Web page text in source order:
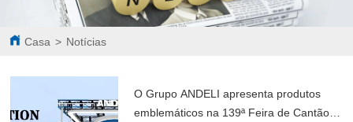
Casa > Notícias
O Grupo ANDELI apresenta produtos
emblemáticos na 139ª Feira de Cantão,